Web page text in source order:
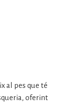
al pes que té
oferint